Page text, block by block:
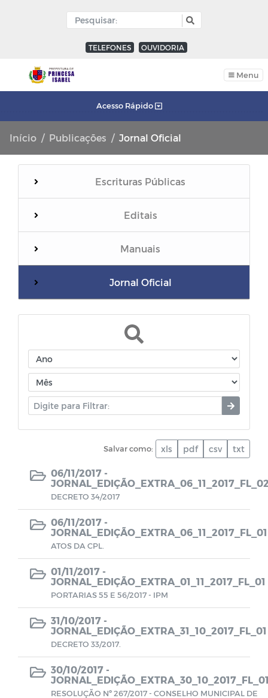
TELEFONES OUVIDORIA
Menu
Acesso Rápido
Início Publicações Jornal Oficial
Escrituras Públicas
Editais
Manuais
Jornal Oficial
WebMail
Dívida Ativa do Município
Documentos diversos
Dados da Vacinação contra COVID-19
CPL - Relatórios de visitas
EDITAIS - LEI PAULO GUSTAVO
Resoluções e Atas
EDITAIS - LEI ALDIR BLANC
Despesas (COVID-19)
Receitas (COVID-19)
Salvar como: xls pdf csv txt
06/11/2017 -
DECRETO 34/2017
06/11/2017 -
JORNAL_EDIÇÃO_EXTRA_06_11_2017_FL_01
ATOS DA CPL.
01/11/2017 -
JORNAL_EDIÇÃO_EXTRA_01_11_2017_FL_01
PORTARIAS 55 E 56/2017 - IPM
31/10/2017 -
JORNAL_EDIÇÃO_EXTRA_31_10_2017_FL_01
DECRETO 33/2017.
30/10/2017 -
RESOLUÇÃO Nº 267/2017 - CONSELHO MUNICIPAL DE